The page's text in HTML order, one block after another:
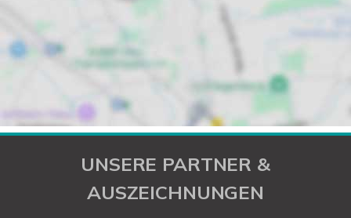
UNSERE PARTNER &
AUSZEICHNUNGEN